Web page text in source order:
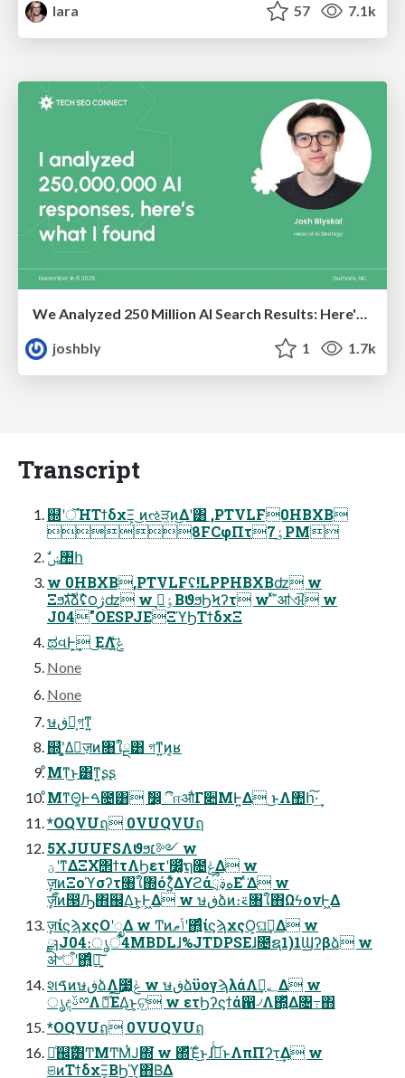
lara
57 7.1k
joshbly
1 1.7k
Transcript
஍ํʹॅΉΤϯδχΞ͕ ͜ͷઌੜ͖ͷ͜Δʹ͸ ,PTVLF0HBXB
8FCφΠτٶ࡚7PM
ࣗݾ঺հ
w 0HBXB,PTVLFʢ!LPPHBXBʣ w
Ξϧגࣜձࣾʢ౦ژʣ w ٶ࡚͔ΒϑϧϦϞʔτ w ͯ͛΄͛ॴଐ w
J04"OESPJEΞϓϦΤϯδχΞ
ಥવͰ͕͢ ͜ΕΛݟ͍ͯͩ͘͞
None
None
ษڧձ͕গͳ͍
஍ํʹ͓͚Δٕज़ͷ৘ใྔ͸ গͳ͍ͷ͔ʁ
ͦΜͳ͜ͱ͸ͳ͍ʂʂ
ͦΜͳΘ͚Ͱࠓ೔͸ ࣗ෼͕ීஈऔΓ૊ΜͰ͍Δ ͜ͱΛ঺հ͠·͢
*OQVUฤ 0VUQVUฤ
5XJUUFSΛϑϧ׆༻ w
ؾʹͳΔΞΧ΢ϯτΛϦετʹ෼͚ͯຖ೔ݟΔ w
ٕज़ͷΞοϓσʔτ৘ใ΍όζ͍ͬͯΔϒϩάهࣄ͕ྲྀΕ ͯ͘Δ w
ٕज़ऀͨͪͷ൓Ԡ΋஌Δ͜ͱ͕Ͱ͖Δ w ษڧձͷ։࠵৘ใ΋ΩϟονͰ͖Δ
ٕज़ίϛϡχςΟʹೖΔ w Ͳͷݴޠʹ΋͍͍ͩͨίϛϡχςΟ͕ଘࡏ͢Δ w
ྫɿJ04։ൃऀ4MBDLɺ%JTDPSEɺ೔ຊ1)1Ϣʔβձ w
ॳ৺ऀʹ΋͍͍ͩͨ༏͍͠
શࠃͷษڧձΛ೷͖ݟ w ษڧձϋογϡλάΛ؂ࢹ͢Δ w
ൃදࢿྉΛެ։ͯ͘͠ΕΔ͜ͱ͕ଟ͍ w ετϦʔϛϯά഑৴Λ΍͍ͬͯΔ৔߹΋
*OQVUฤ 0VUQVUฤ
ಘͨ஌ࣝ͸ͲΜͲΜͭͿ΍͘ w ΍ͬͯΈͨ͜ͱɺࢥͬͨ͜ͱΛπΠʔτ͢Δ w
ଞͷΤϯδχΞ͔ΒϦϓ͕΋Β͑Δ